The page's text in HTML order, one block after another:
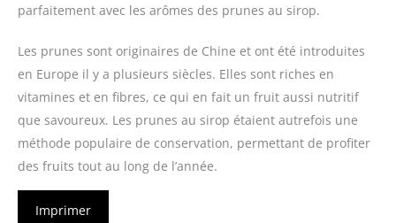
parfaitement avec les arômes des prunes au sirop.
Les prunes sont originaires de Chine et ont été introduites
en Europe il y a plusieurs siècles. Elles sont riches en
vitamines et en fibres, ce qui en fait un fruit aussi nutritif
que savoureux. Les prunes au sirop étaient autrefois une
méthode populaire de conservation, permettant de profiter
des fruits tout au long de l’année.
Imprimer